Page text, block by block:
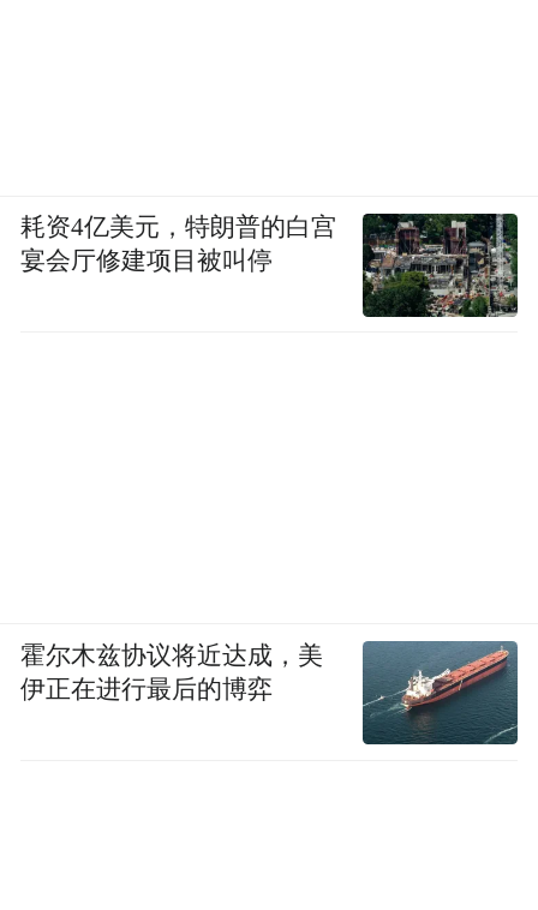
耗资4亿美元，特朗普的白宫
宴会厅修建项目被叫停
霍尔木兹协议将近达成，美
伊正在进行最后的博弈